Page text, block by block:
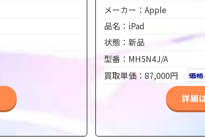
メーカー：Apple
品名：iPad
状態：新品
型番：MH5N4J/A
買取単価：87,000円
詳細